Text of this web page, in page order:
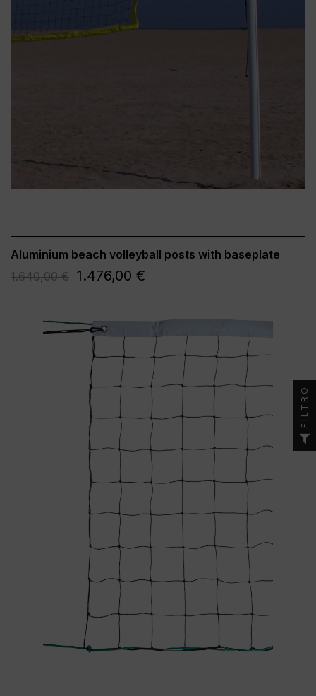
Aluminium beach volleyball posts with baseplate
1.640,00 € 1.476,00 €
FILTRO